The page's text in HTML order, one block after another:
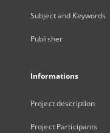
Subject and Keywords
Publisher
Informations
Project description
Project Participants